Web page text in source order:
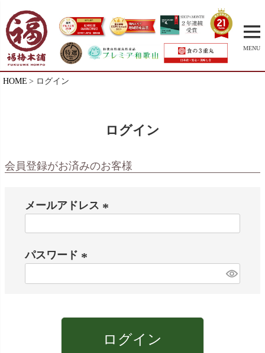
MENU
HOME ログイン
ログイン
会員登録がお済みのお客様
メールアドレス
パスワード
ログイン